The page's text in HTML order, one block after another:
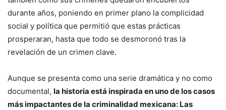
durante años, poniendo en primer plano la complicidad
social y política que permitió que estas prácticas
prosperaran, hasta que todo se desmoronó tras la
revelación de un crimen clave.
Aunque se presenta como una serie dramática y no como
documental, la historia está inspirada en uno de los casos
más impactantes de la criminalidad mexicana: Las